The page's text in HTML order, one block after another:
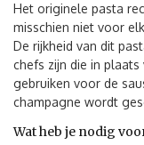
Het originele pasta
misschien niet voor
De rijkheid van dit
chefs zijn die in
gebruiken voor de
champagne wordt
Wat heb je nodig